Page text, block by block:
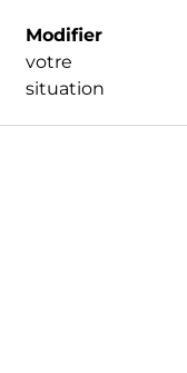
Modifier
votre
situation